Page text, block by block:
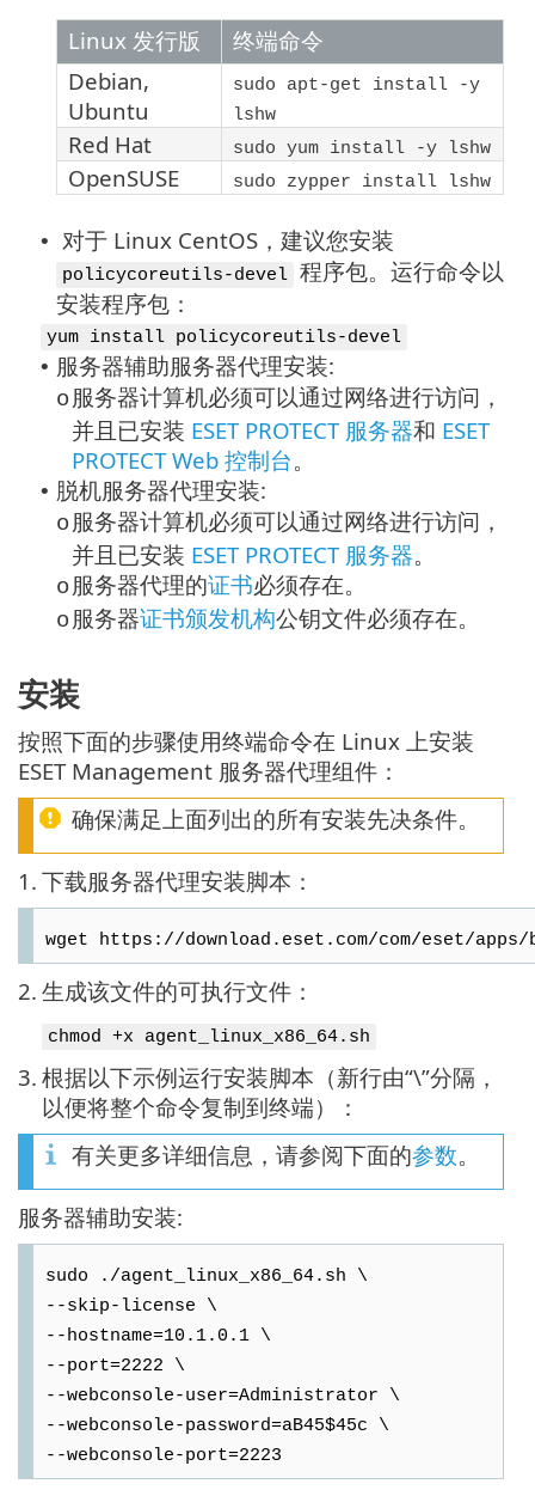
Linux 发行版
终端命令
Debian,
Ubuntu
sudo apt-get install -y
lshw
Red Hat sudo yum install -y lshw
OpenSUSE sudo zypper install lshw
• 对于 Linux CentOS，建议您安装
policycoreutils-devel
程序包。运行命令以
安装程序包：
yum install policycoreutils-devel
• 服务器辅助服务器代理安装:
o服务器计算机必须可以通过网络进行访问，
并且已安装 ESET PROTECT 服务器和 ESET
PROTECT Web 控制台。
• 脱机服务器代理安装:
o服务器计算机必须可以通过网络进行访问，
并且已安装 ESET PROTECT 服务器。
o服务器代理的证书必须存在。
o服务器证书颁发机构公钥文件必须存在。
安装
按照下面的步骤使用终端命令在 Linux 上安装
ESET Management 服务器代理组件：
确保满足上面列出的所有安装先决条件。
1. 下载服务器代理安装脚本：
wget https://download.eset.com/com/eset/
2. 生成该文件的可执行文件：
chmod +x agent_linux_x86_64.sh
3. 根据以下示例运行安装脚本（新行由“\”分隔，
以便将整个命令复制到终端）：
有关更多详细信息，请参阅下面的参数。
服务器辅助安装:
sudo ./agent_linux_x86_64.sh \
--skip-license \
--hostname=10.1.0.1 \
--port=2222 \
--webconsole-user=Administrator \
--webconsole-password=aB45$45c \
--webconsole-port=2223